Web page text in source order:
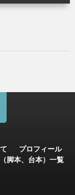
プロフィール
脚本、台本）一覧